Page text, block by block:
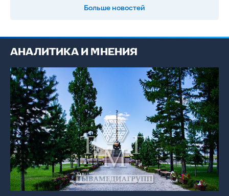
Больше новостей
АНАЛИТИКА И МНЕНИЯ